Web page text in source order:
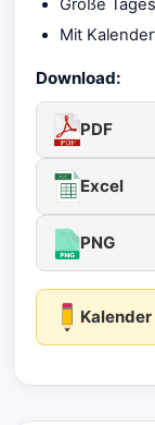
Große
Mit
Download:
PDF
Excel
PNG